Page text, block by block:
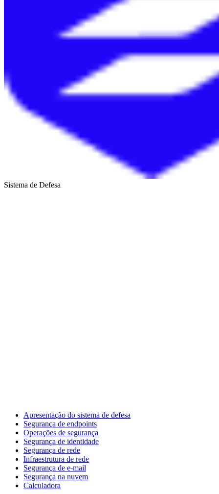
Sistema de Defesa
Apresentação do sistema de defesa
Segurança de endpoints
Operações de segurança
Segurança de identidade
Segurança de rede
Infraestrutura de rede
Segurança de e-mail
Segurança na nuvem
Calculadora